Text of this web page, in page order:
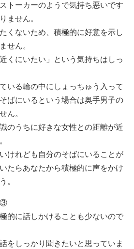
トーカーのようで気持ち悪いです
ません。
くないため、積極的に好意を示し
せん。
くにいたい」という気持ちはしっ
いる輪の中にしょっちゅう入って
ばにいるという場合は奥手男子の
ん。
のうちに好きな女性との距離が近
けれども自分のそばにいることが
たらあなたから積極的に声をかけ
。
③
的に話しかけることも少ないので
をしっかり聞きたいと思っていま